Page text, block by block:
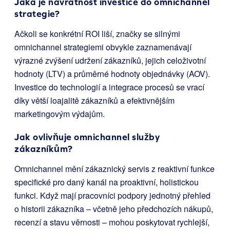
strategie?
Ačkoli se konkrétní ROI liší, značky se silnými
omnichannel strategiemi obvykle zaznamenávají
výrazné zvýšení udržení zákazníků, jejich celoživotní
hodnoty (LTV) a průměrné hodnoty objednávky (AOV).
Investice do technologií a integrace procesů se vrací
díky větší loajalitě zákazníků a efektivnějším
marketingovým výdajům.
Jak ovlivňuje omnichannel služby
zákazníkům?
Omnichannel mění zákaznický servis z reaktivní funkce
specifické pro daný kanál na proaktivní, holistickou
funkci. Když mají pracovníci podpory jednotný přehled
o historii zákazníka – včetně jeho předchozích nákupů,
recenzí a stavu věrnosti – mohou poskytovat rychlejší,